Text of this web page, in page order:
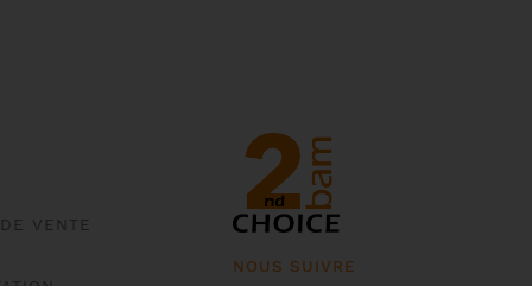
VENTE
NOUS SUIVRE